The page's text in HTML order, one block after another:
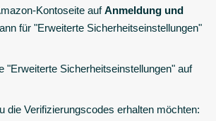
Kontoseite aufAnmeldung und
für "Erweiterte Sicherheitseinstellungen"
"Erweiterte Sicherheitseinstellungen" auf
die Verifizierungscodes erhalten möchten: